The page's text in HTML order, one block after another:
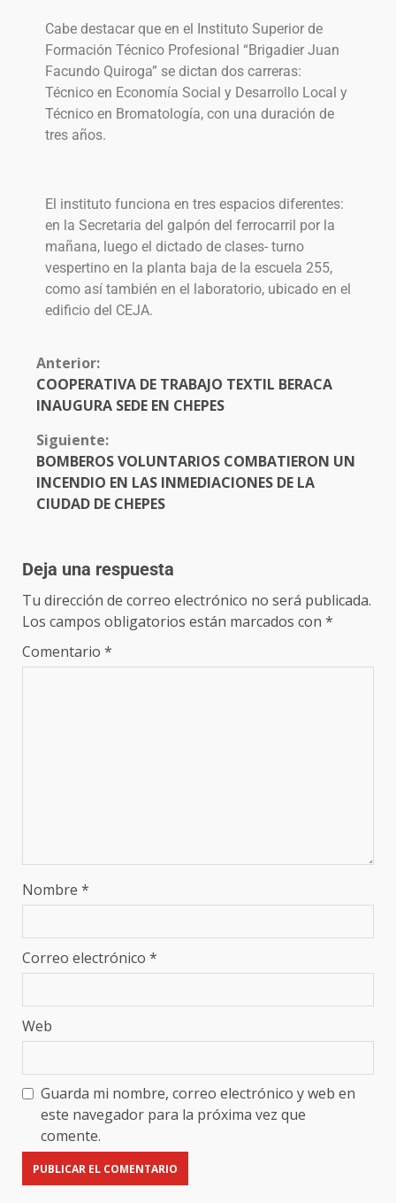
Cabe destacar que en el Instituto Superior de
Formación Técnico Profesional “Brigadier Juan
Facundo Quiroga” se dictan dos carreras:
Técnico en Economía Social y Desarrollo Local y
Técnico en Bromatología, con una duración de
tres años.
El instituto funciona en tres espacios diferentes:
en la Secretaria del galpón del ferrocarril por la
mañana, luego el dictado de clases- turno
vespertino en la planta baja de la escuela 255,
como así también en el laboratorio, ubicado en el
edificio del CEJA.
Anterior:
COOPERATIVA DE TRABAJO TEXTIL BERACA
INAUGURA SEDE EN CHEPES
Siguiente:
BOMBEROS VOLUNTARIOS COMBATIERON UN
INCENDIO EN LAS INMEDIACIONES DE LA
CIUDAD DE CHEPES
Deja una respuesta
Tu dirección de correo electrónico no será publicada.
Los campos obligatorios están marcados con *
Comentario *
Nombre *
Correo electrónico *
Web
Guarda mi nombre, correo electrónico y web en
este navegador para la próxima vez que
comente.